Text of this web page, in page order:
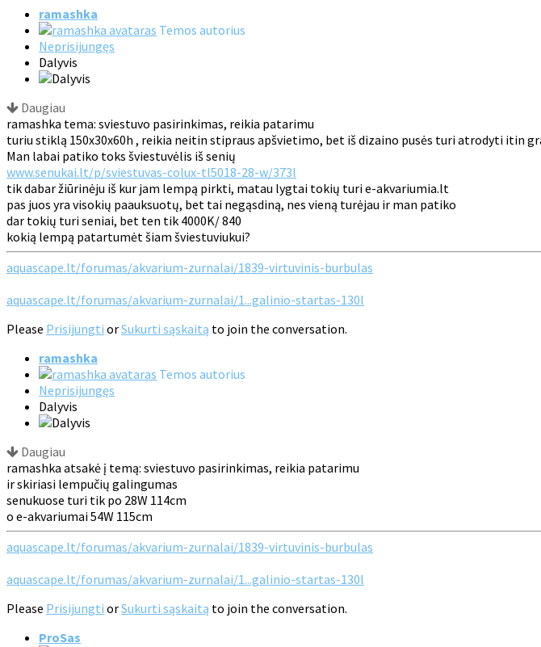
ramashka
Temos autorius
Neprisijungęs
Dalyvis
Daugiau
ramashka tema: sviestuvo pasirinkimas, reikia patarimu
turiu stiklą 150x30x60h , reikia neitin stipraus apšvietimo, bet iš dizaino pusės turi atrodyti itin
Man labai patiko toks šviestuvėlis iš senių
www.senukai.lt/p/sviestuvas-colux-tl5018-28-w/373l
tik dabar žiūrinėju iš kur jam lempą pirkti, matau lygtai tokių turi e-akvariumia.lt
pas juos yra visokių paauksuotų, bet tai negąsdiną, nes vieną turėjau ir man patiko
dar tokių turi seniai, bet ten tik 4000K/ 840
kokią lempą patartumėt šiam šviestuviukui?
aquascape.lt/forumas/akvarium-zurnalai/1839-virtuvinis-burbulas
aquascape.lt/forumas/akvarium-zurnalai/1...galinio-startas-130l
Please Prisijungti orSukurti sąskaitą to join the conversation.
ramashka
Temos autorius
Neprisijungęs
Dalyvis
Daugiau
ramashka atsakė į temą: sviestuvo pasirinkimas, reikia patarimu
ir skiriasi lempučių galingumas
senukuose turi tik po 28W 114cm
o e-akvariumai 54W 115cm
aquascape.lt/forumas/akvarium-zurnalai/1839-virtuvinis-burbulas
aquascape.lt/forumas/akvarium-zurnalai/1...galinio-startas-130l
Please Prisijungti orSukurti sąskaitą to join the conversation.
ProSas